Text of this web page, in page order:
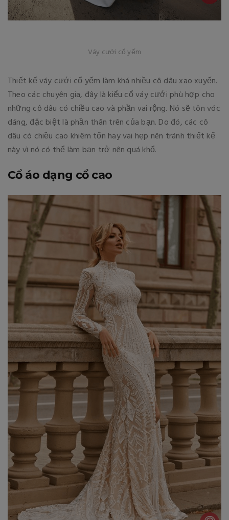
Váy cưới cổ yếm
Thiết kế váy cưới cổ yếm làm khá nhiều cô dâu xao xuyến.
Theo các chuyên gia, đây là kiểu cổ váy cưới phù hợp cho
những cô dâu có chiều cao và phần vai rộng. Nó sẽ tôn vóc
dáng, đặc biệt là phần thân trên của bạn. Do đó, các cô
dâu có chiều cao khiêm tốn hay vai hẹp nên tránh thiết kế
này vì nó có thể làm bạn trở nên quá khổ.
Cổ áo dạng cổ cao